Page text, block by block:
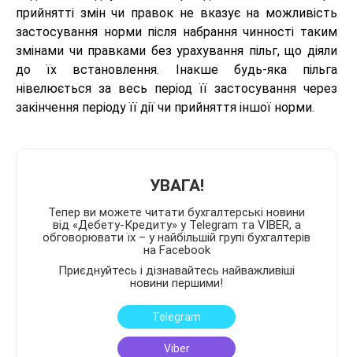
прийнятті змін чи правок не вказує на можливість
застосування норми після набрання чинності таким
змінами чи правками без урахування пільг, що діяли
до їх встановлення. Інакше будь-яка пільга
нівелюється за весь період її застосування через
закінчення періоду її дії чи прийняття іншої норми.
УВАГА!
Тепер ви можете читати бухгалтерські новини
від «Дебету-Кредиту» у Telegram та VIBER, а
обговорювати їх – у найбільшій групі бухгалтерів
на Facebook
Приєднуйтесь і дізнавайтесь найважливіші
новини першими!
Telegram
Viber